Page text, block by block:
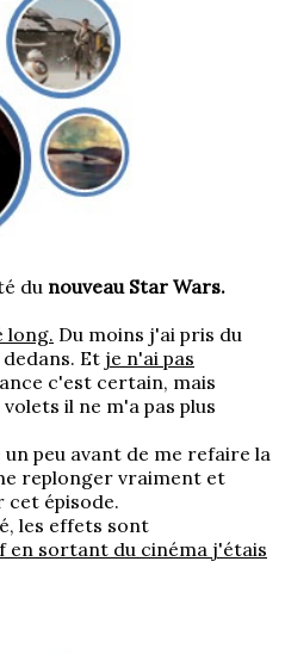
du nouveau Star Wars.
long. Du moins j'ai pris du
Et je n'ai pas
c'est certain, mais
il ne m'a pas plus
peu avant de me refaire la
replonger vraiment et
cet épisode.
les effets sont
en sortant du cinéma j'étais